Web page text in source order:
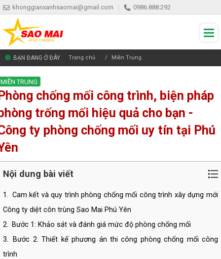
khonggianxanhsaomai@gmail.com 0986.888.292
BẠN ĐANG Ở ĐÂY Trang chủ Miền Trung
MIỀN TRUNG
chống mối công trình, biện pháp
trống mối hiệu quả cho bạn -
ty phòng chống mối uy tín tại Phú
Nội dung bài viết
1. Cam kết và quy trình phòng chống mối công trình xây dựng mới
Công ty diệt côn trùng Sao Mai Phú Yên
2. Bước 1: Khảo sát và đánh giá mức độ phòng chống mối
3.
Bước 2: Thiết kế phương án thi công phòng chống mối công
trình